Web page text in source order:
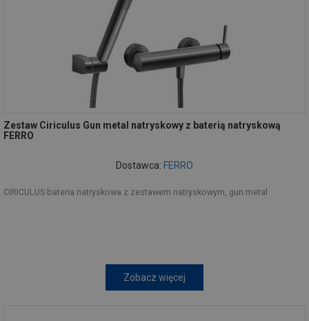
Zestaw Ciriculus Gun metal natryskowy z baterią natryskową
FERRO
Dostawca: FERRO
CIRICULUS bateria natryskowa z zestawem natryskowym, gun metal
Zobacz więcej